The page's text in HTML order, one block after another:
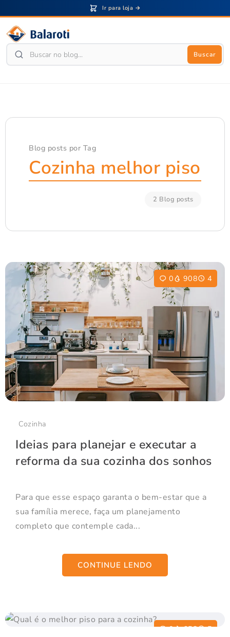
Ir para loja →
Buscar
Blog posts por Tag
Cozinha melhor piso
2 Blog posts
0 908 4
Cozinha
Ideias para planejar e executar a
reforma da sua cozinha dos sonhos
Para que esse espaço garanta o bem-estar que a
sua família merece, faça um planejamento
completo que contemple cada...
CONTINUE LENDO
0 652
5